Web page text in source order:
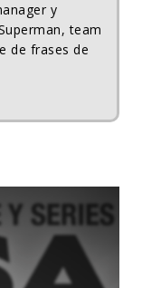
y
team
de frases de